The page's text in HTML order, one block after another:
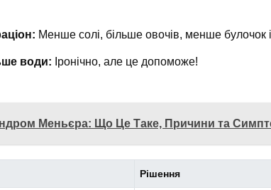
Менше солі, більше овочів, менше булочок
води: Іронічно, але це допоможе!
Меньєра: Що Це Таке, Причини та
Рішення